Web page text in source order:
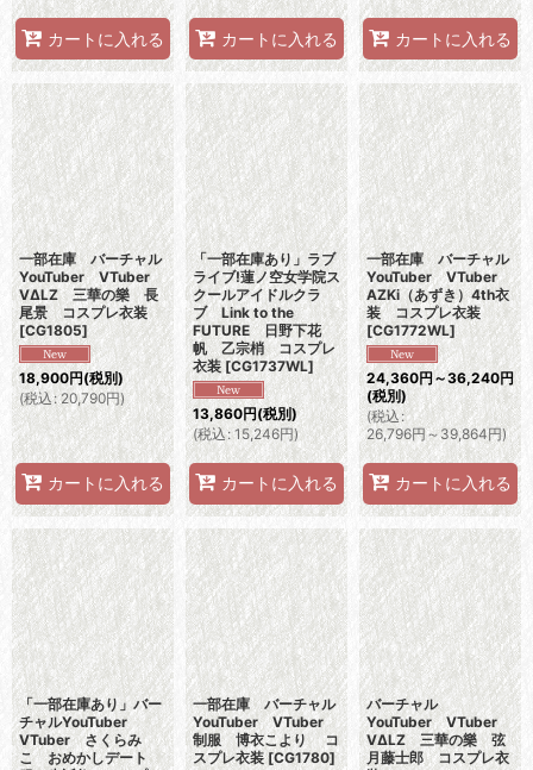
カートに入れる カートに入れる カートに入れる
一部在庫 バーチャル
YouTuber VTuber
VΔLZ 三華の樂 長
尾景 コスプレ衣装
[CG1805]
18,900円(税別)
(税込: 20,790円)
カートに入れる
「一部在庫あり」ラブ
ライブ!蓮ノ空女学院ス
クールアイドルクラ
ブ Link to the
FUTURE 日野下花
帆 乙宗梢 コスプレ
衣装 [CG1737WL]
13,860円(税別)
(税込: 15,246円)
カートに入れる
一部在庫 バーチャル
YouTuber VTuber
AZKi（あずき）4th衣
装 コスプレ衣装
[CG1772WL]
24,360円～36,240円
(税別)
(税込 :
26,796円～39,864円)
カートに入れる
「一部在庫あり」バー
チャルYouTuber
VTuber さくらみ
こ おめかしデート
一部在庫 バーチャル
YouTuber VTuber
制服 博衣こより コ
スプレ衣装 [CG1780]
バーチャル
YouTuber VTuber
VΔLZ 三華の樂 弦
月藤士郎 コスプレ衣